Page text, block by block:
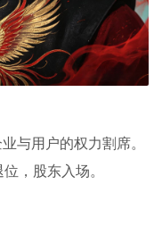
与用户的权力割席。
，股东入场。